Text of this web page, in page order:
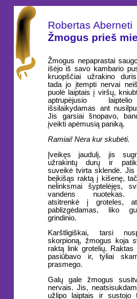
Robertas Aberneti
Žmogus prieš
Žmogus nepaprastai
išėjo iš savo kambario
kruopščiai užrakino
tada jo įtempti nervai
puolė laiptais į viršų,
aptrupėjusio
išsilaikydamas ant
Jis garsiai šnopavo,
įveikti apėmusią paniką.
Ramiai! Nėra kur skubėti.
Įveikęs jaudulį, jis
užrakintų durų ir
suveikė tvirta sklendė. Jis
beįkišąs raktą į kišenę,
nelinksmai šyptelėjęs,
vandens nuotekas.
atsitrenkė į groteles,
pablizgėdamas, liko
grindinio.
Karštligiškai, tarsi
skorpioną, žmogus koja
raktą link grotelių. Raktas
pasiūbavo ir, tyliai
prasmego.
Galų gale žmogus
nervais. Jis,
užlipo laiptais ir sustojo